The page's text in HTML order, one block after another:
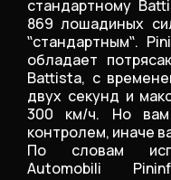
стандартному
869 лошадиных
‟стандартным‟.
обладает
Battista, с
двух секунд и
300 км/ч. Но
контролем, иначе
По словам
Automobili